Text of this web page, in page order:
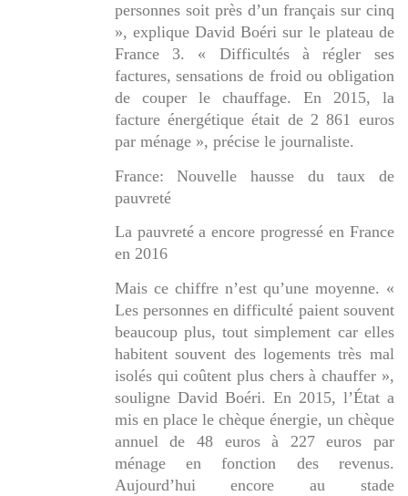
personnes soit près d’un français sur cinq
», explique David Boéri sur le plateau de
France 3. « Difficultés à régler ses
factures, sensations de froid ou obligation
de couper le chauffage. En 2015, la
facture énergétique était de 2 861 euros
par ménage », précise le journaliste.
France: Nouvelle hausse du taux de
pauvreté
La pauvreté a encore progressé en France
en 2016
Mais ce chiffre n’est qu’une moyenne. «
Les personnes en difficulté paient souvent
beaucoup plus, tout simplement car elles
habitent souvent des logements très mal
isolés qui coûtent plus chers à chauffer »,
souligne David Boéri. En 2015, l’État a
mis en place le chèque énergie, un chèque
annuel de 48 euros à 227 euros par
ménage en fonction des revenus.
Aujourd’hui encore au stade